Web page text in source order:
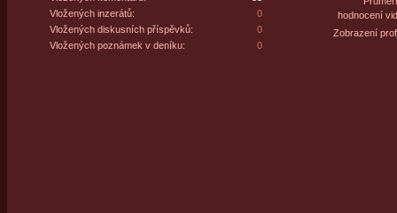
Vložených inzerátů:
0
Vložených diskusních příspěvků:
0
Vložených poznámek v deníku:
0
hodnocení
Zobrazení